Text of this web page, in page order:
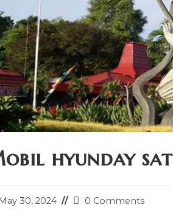
hyunday
May 30, 2024
Post0 Comments